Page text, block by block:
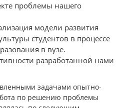
проблемы нашего
модели развития
студентов в процессе
в вузе.
разработанной нами
задачами опытно-
по решению проблемы